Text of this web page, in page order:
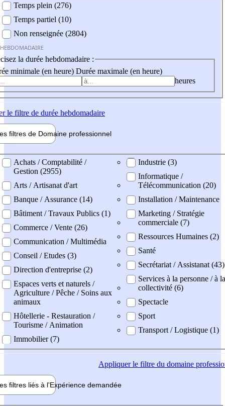
Temps plein (276)
Temps partiel (10)
Non renseignée (2804)
la durée hebdomadaire :
minimale (en heure) Durée maximale (en heure)
heures
le filtre de durée hebdomadaire
filtres de Domaine professionnel
professionel
Achats / Comptabilité /
Gestion (2955)
Arts / Artisanat d'art
Banque / Assurance (14)
Bâtiment / Travaux Publics (1)
Commerce / Vente (26)
Communication / Multimédia
Conseil / Etudes (3)
Direction d'entreprise (2)
Espaces verts et naturels /
Agriculture / Pêche / Soins aux
animaux
Hôtellerie - Restauration /
Tourisme / Animation
Immobilier (7)
Industrie (3)
Informatique /
Télécommunication (20)
Installation / Maintenance
Marketing / Stratégie
commerciale (7)
Ressources Humaines (2)
Santé
Secrétariat / Assistanat (43)
Services à la personne / à la
collectivité (6)
Spectacle
Sport
Transport / Logistique (1)
Appliquerle filtre du domaine
filtres liés à l'Expérience demandée